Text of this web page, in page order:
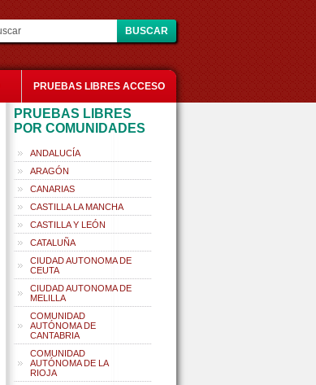
PRUEBAS LIBRES ACCESO
PRUEBAS LIBRES
POR COMUNIDADES
ANDALUCÍA
ARAGÓN
CANARIAS
CASTILLA LA MANCHA
CASTILLA Y LEÓN
CATALUÑA
CIUDAD AUTONOMA DE
CEUTA
CIUDAD AUTONOMA DE
MELILLA
COMUNIDAD
AUTÓNOMA DE
CANTABRIA
COMUNIDAD
AUTÓNOMA DE LA
RIOJA